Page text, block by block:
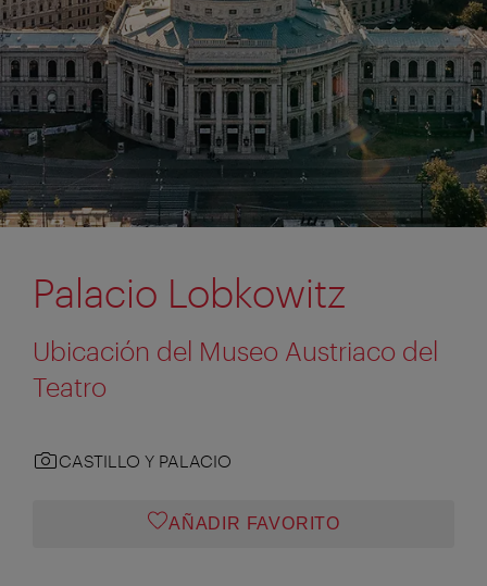
Palacio Lobkowitz
Ubicación del Museo Austriaco del
Teatro
CASTILLO Y PALACIO
AÑADIR FAVORITO